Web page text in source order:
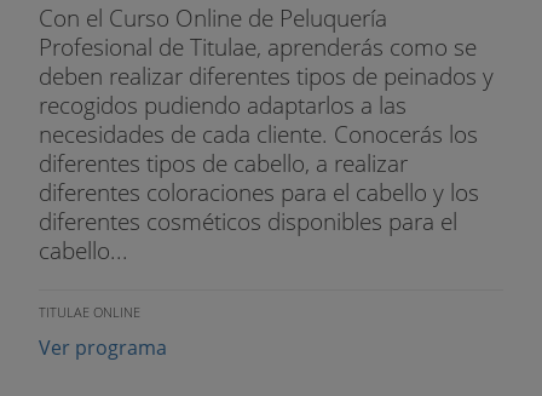
Con el Curso Online de Peluquería
Profesional de Titulae, aprenderás como se
deben realizar diferentes tipos de peinados y
recogidos pudiendo adaptarlos a las
necesidades de cada cliente. Conocerás los
diferentes tipos de cabello, a realizar
diferentes coloraciones para el cabello y los
diferentes cosméticos disponibles para el
cabello...
TITULAE ONLINE
Ver programa